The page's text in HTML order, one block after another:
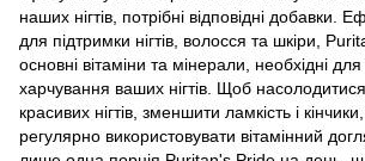
наших нігтів, потрібні відповідні добавки.
для підтримки нігтів, волосся та шкіри,
основні вітаміни та мінерали, необхідні
харчування ваших нігтів. Щоб
красивих нігтів, зменшити ламкість і
регулярно використовувати вітамінний